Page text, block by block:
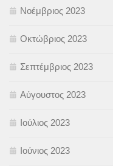
Νοέμβριος 2023
Οκτώβριος 2023
Σεπτέμβριος 2023
Αύγουστος 2023
Ιούλιος 2023
Ιούνιος 2023